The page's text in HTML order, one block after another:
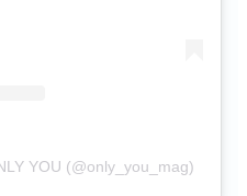
YOU (@only_you_mag)